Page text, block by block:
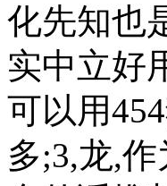
化先知也
实中立好
可以用
多;3,龙,